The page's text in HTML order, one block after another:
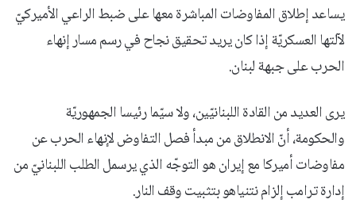
يساعد إطلاق المفاوضات المباشرة معها على ضبط الراعي الأميركيّ
لآلتها العسكريّة إذا كان يريد تحقيق نجاح في رسم مسار إنهاء
الحرب على جبهة لبنان.
يرى العديد من القادة اللبنانيّين، ولا سيّما رئيسا الجمهوريّة
والحكومة، أنّ الانطلاق من مبدأ فصل التفاوض لإنهاء الحرب عن
مفاوضات أميركا مع إيران هو التوجّه الذي يرسمل الطلب اللبنانيّ من
إدارة ترامب إلزام نتنياهو بتثبيت وقف النار.